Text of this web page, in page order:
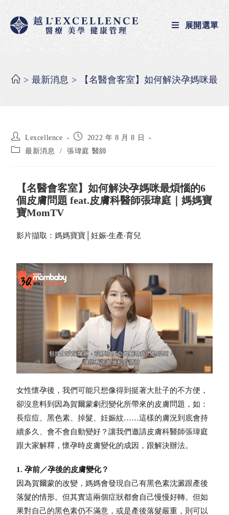
展開選單
> 最新消息 > 【名醫會客室】如何解決孕媽咪最
Lexcellence
2022 年 8 月 8 日
最新消息
/ 張瑋庭 醫師
【名醫會客室】如何解決孕媽咪最煩惱的6
個皮膚問題 feat.皮膚科醫師張瑋庭｜媽媽寶
寶MomTV
影片擷取：媽媽寶寶│妊娠‧生產‧育兒
女性懷孕後，我們可能只想像得到挺著大肚子的不方便，
卻沒意料到因為賀爾蒙劇烈變化所帶來的皮膚問題，如：
長痘痘、黑色素、掉髮、妊娠紋……這樣的膚況到底會持
續多久、會不會自動變好？讓我們邀請皮膚科醫師張瑋庭
跟大家解釋，懷孕時皮膚變化的成因，跟解決辦法。
1. 孕前／孕後的皮膚變化？
因為賀爾蒙的改變，媽媽會發現自己有黑色素沈澱跟產後
落髮的情形。但其實這兩個症狀都會自己慢慢好轉。但如
果對自己的黑色素仍不滿意，或是產後落髮嚴重，則可以